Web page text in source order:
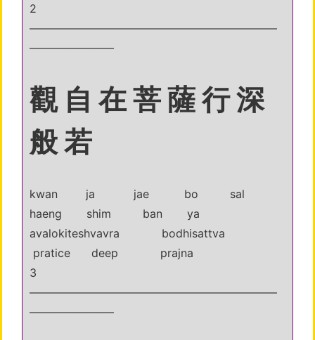
2
——————————————————————
———————–
觀 自 在 菩 薩 行 深
般 若
kwan ja jae bo sal
haeng shim ban ya
avalokiteshvavra bodhisattva
pratice deep prajna
3
——————————————————————
———————–